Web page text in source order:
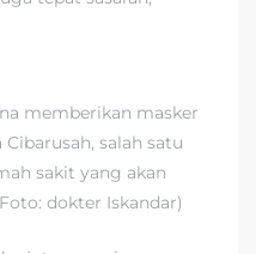
memberikan masker
Cibarusah, salah satu
sakit yang akan
dokter Iskandar)